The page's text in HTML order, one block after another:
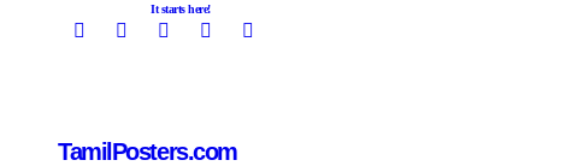
TamilPosters.com
It starts here!